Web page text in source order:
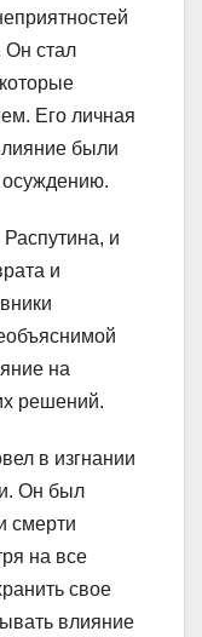
Он стал
Его личная
были
осуждению.
и
и
на
решений.
в изгнании
Он был
смерти
на все
свое
влияние